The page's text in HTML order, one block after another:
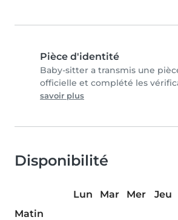
Pièce d'identité
Baby-sitter a transmis une
officielle et complété les
savoir plus
Disponibilité
Lun Mar Mer Jeu
Matin